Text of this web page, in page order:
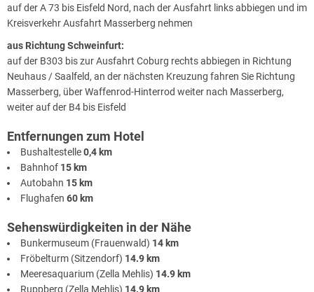
auf der A 73 bis Eisfeld Nord, nach der Ausfahrt links abbiegen und im
Kreisverkehr Ausfahrt Masserberg nehmen
aus Richtung Schweinfurt:
auf der B303 bis zur Ausfahrt Coburg rechts abbiegen in Richtung
Neuhaus / Saalfeld, an der nächsten Kreuzung fahren Sie Richtung
Masserberg, über Waffenrod-Hinterrod weiter nach Masserberg,
weiter auf der B4 bis Eisfeld
Entfernungen zum Hotel
Bushaltestelle0,4 km
Bahnhof 15 km
Autobahn 15 km
Flughafen 60 km
Sehenswürdigkeiten in der Nähe
Bunkermuseum (Frauenwald) 14 km
Fröbelturm (Sitzendorf) 14.9 km
Meeresaquarium (Zella Mehlis) 14.9 km
Ruppberg (Zella Mehlis) 14.9 km